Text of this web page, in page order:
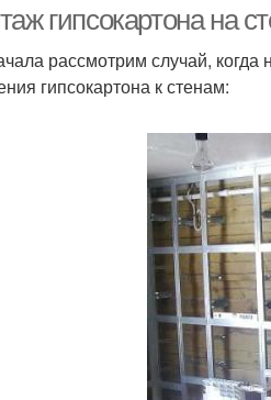
гипсокартона на
рассмотрим случай,
гипсокартона к стенам: